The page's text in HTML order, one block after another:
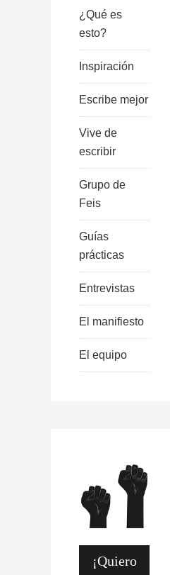
¿Qué es
esto?
Inspiración
Escribe mejor
Vive de
escribir
Grupo de
Feis
Guías
prácticas
Entrevistas
El manifiesto
El equipo
¡Quiero